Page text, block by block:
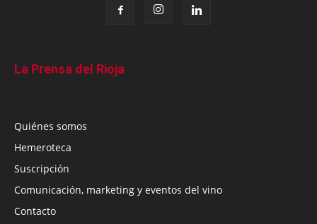
La Prensa del Rioja
Quiénes somos
Hemeroteca
Suscripción
Comunicación, marketing y eventos del vino
Contacto